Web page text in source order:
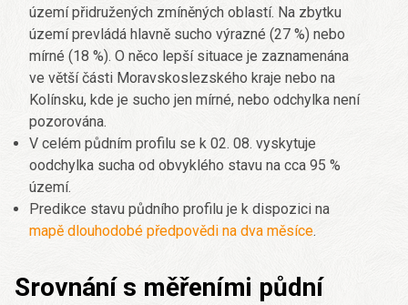
území přidružených zmíněných oblastí. Na zbytku
území prevládá hlavně sucho výrazné (27 %) nebo
mírné (18 %). O něco lepší situace je zaznamenána
ve větší části Moravskoslezského kraje nebo na
Kolínsku, kde je sucho jen mírné, nebo odchylka není
pozorována.
V celém půdním profilu se k 02. 08. vyskytuje
oodchylka sucha od obvyklého stavu na cca 95 %
území.
Predikce stavu půdního profilu je k dispozici na
mapě dlouhodobé předpovědi na dva měsíce.
Srovnání s měřeními půdní